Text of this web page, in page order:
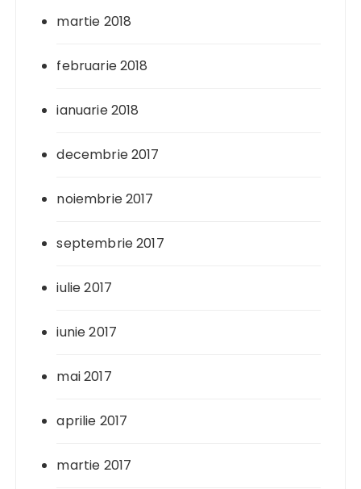
martie 2018
februarie 2018
ianuarie 2018
decembrie 2017
noiembrie 2017
septembrie 2017
iulie 2017
iunie 2017
mai 2017
aprilie 2017
martie 2017